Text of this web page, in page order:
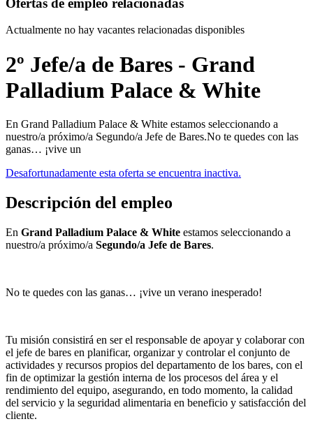
Actualmente no hay vacantes relacionadas disponibles
2º Jefe/a de Bares - Grand
Palladium Palace & White
En Grand Palladium Palace & White estamos seleccionando a
nuestro/a próximo/a Segundo/a Jefe de Bares.No te quedes con las
ganas… ¡vive un
Desafortunadamente esta oferta se encuentra inactiva.
Descripción del empleo
En Grand Palladium Palace & White estamos seleccionando a
nuestro/a próximo/a Segundo/a Jefe de Bares.
No te quedes con las ganas… ¡vive un verano inesperado!
Tu misión consistirá en ser el responsable de apoyar y colaborar con
el jefe de bares en planificar, organizar y controlar el conjunto de
actividades y recursos propios del departamento de los bares, con el
fin de optimizar la gestión interna de los procesos del área y el
rendimiento del equipo, asegurando, en todo momento, la calidad
del servicio y la seguridad alimentaria en beneficio y satisfacción del
cliente.